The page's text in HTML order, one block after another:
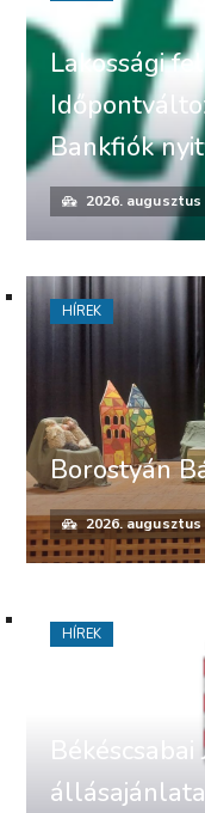
Lakossági
Bankfiók
2026. augusztus
Borostyán
2026. augusztus
HÍREK
HÍREK